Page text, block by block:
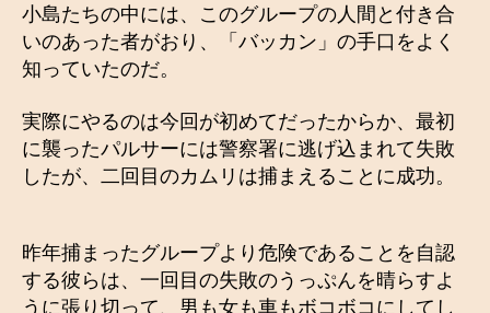
小島たちの中には、このグループの人間と付き合
いのあった者がおり、「バッカン」の手口をよく
知っていたのだ。
実際にやるのは今回が初めてだったからか、最初
に襲ったパルサーには警察署に逃げ込まれて失敗
したが、二回目のカムリは捕まえることに成功。
昨年捕まったグループより危険であることを自認
する彼らは、一回目の失敗のうっぷんを晴らすよ
うに張り切って、男も女も車もボコボコにしてし